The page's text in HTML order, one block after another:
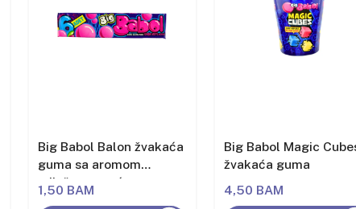
Big Babol Balon žvakaća
guma sa aromom
miješanog voća
1,50 BAM
Big Babol Magic
žvakaća guma
4,50 BAM